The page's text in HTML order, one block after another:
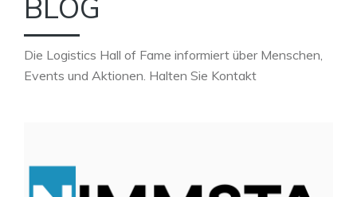
BLOG
Die Logistics Hall of Fame informiert über Menschen,
Events und Aktionen. Halten Sie Kontakt